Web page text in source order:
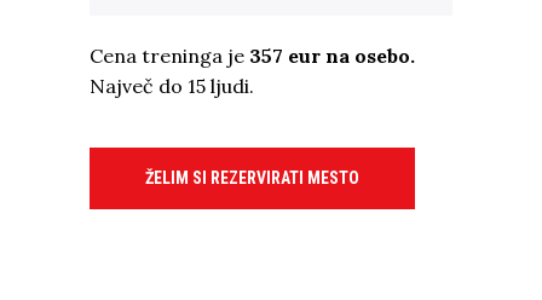
Cena treninga je 357 eur na osebo.
Največ do 15 ljudi.
ŽELIM SI REZERVIRATI MESTO